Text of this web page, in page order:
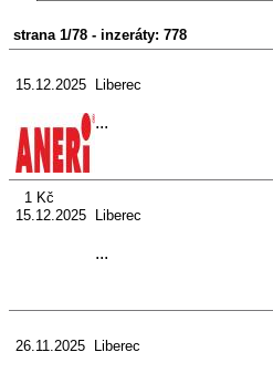
strana 1/78 - inzeráty: 778
15.12.2025 Liberec
...
1 Kč
15.12.2025 Liberec
...
26.11.2025 Liberec